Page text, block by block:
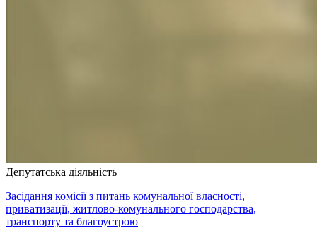
Депутатська діяльність
Засідання комісії з питань комунальної власності,
приватизації, житлово-комунального господарства,
транспорту та благоустрою